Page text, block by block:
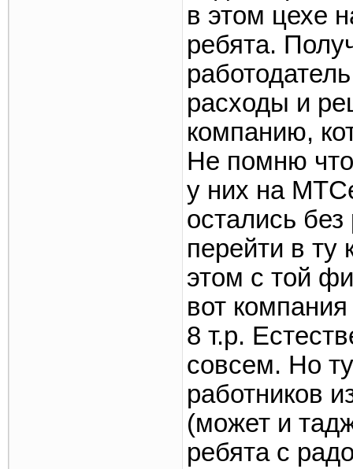
в этом цехе
ребята.
расходы и
компанию,
Не помню
у них на
остались
перейти в ту
этом с той
вот
8 т.р.
совсем. Но
работников
(может и
ребята с